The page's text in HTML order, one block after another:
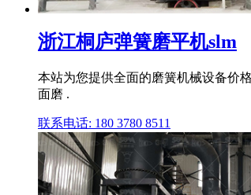
浙江桐庐弹簧磨平机slm
本站为您提供全面的磨簧机械设备价
面磨 .
联系电话: 180 3780 8511